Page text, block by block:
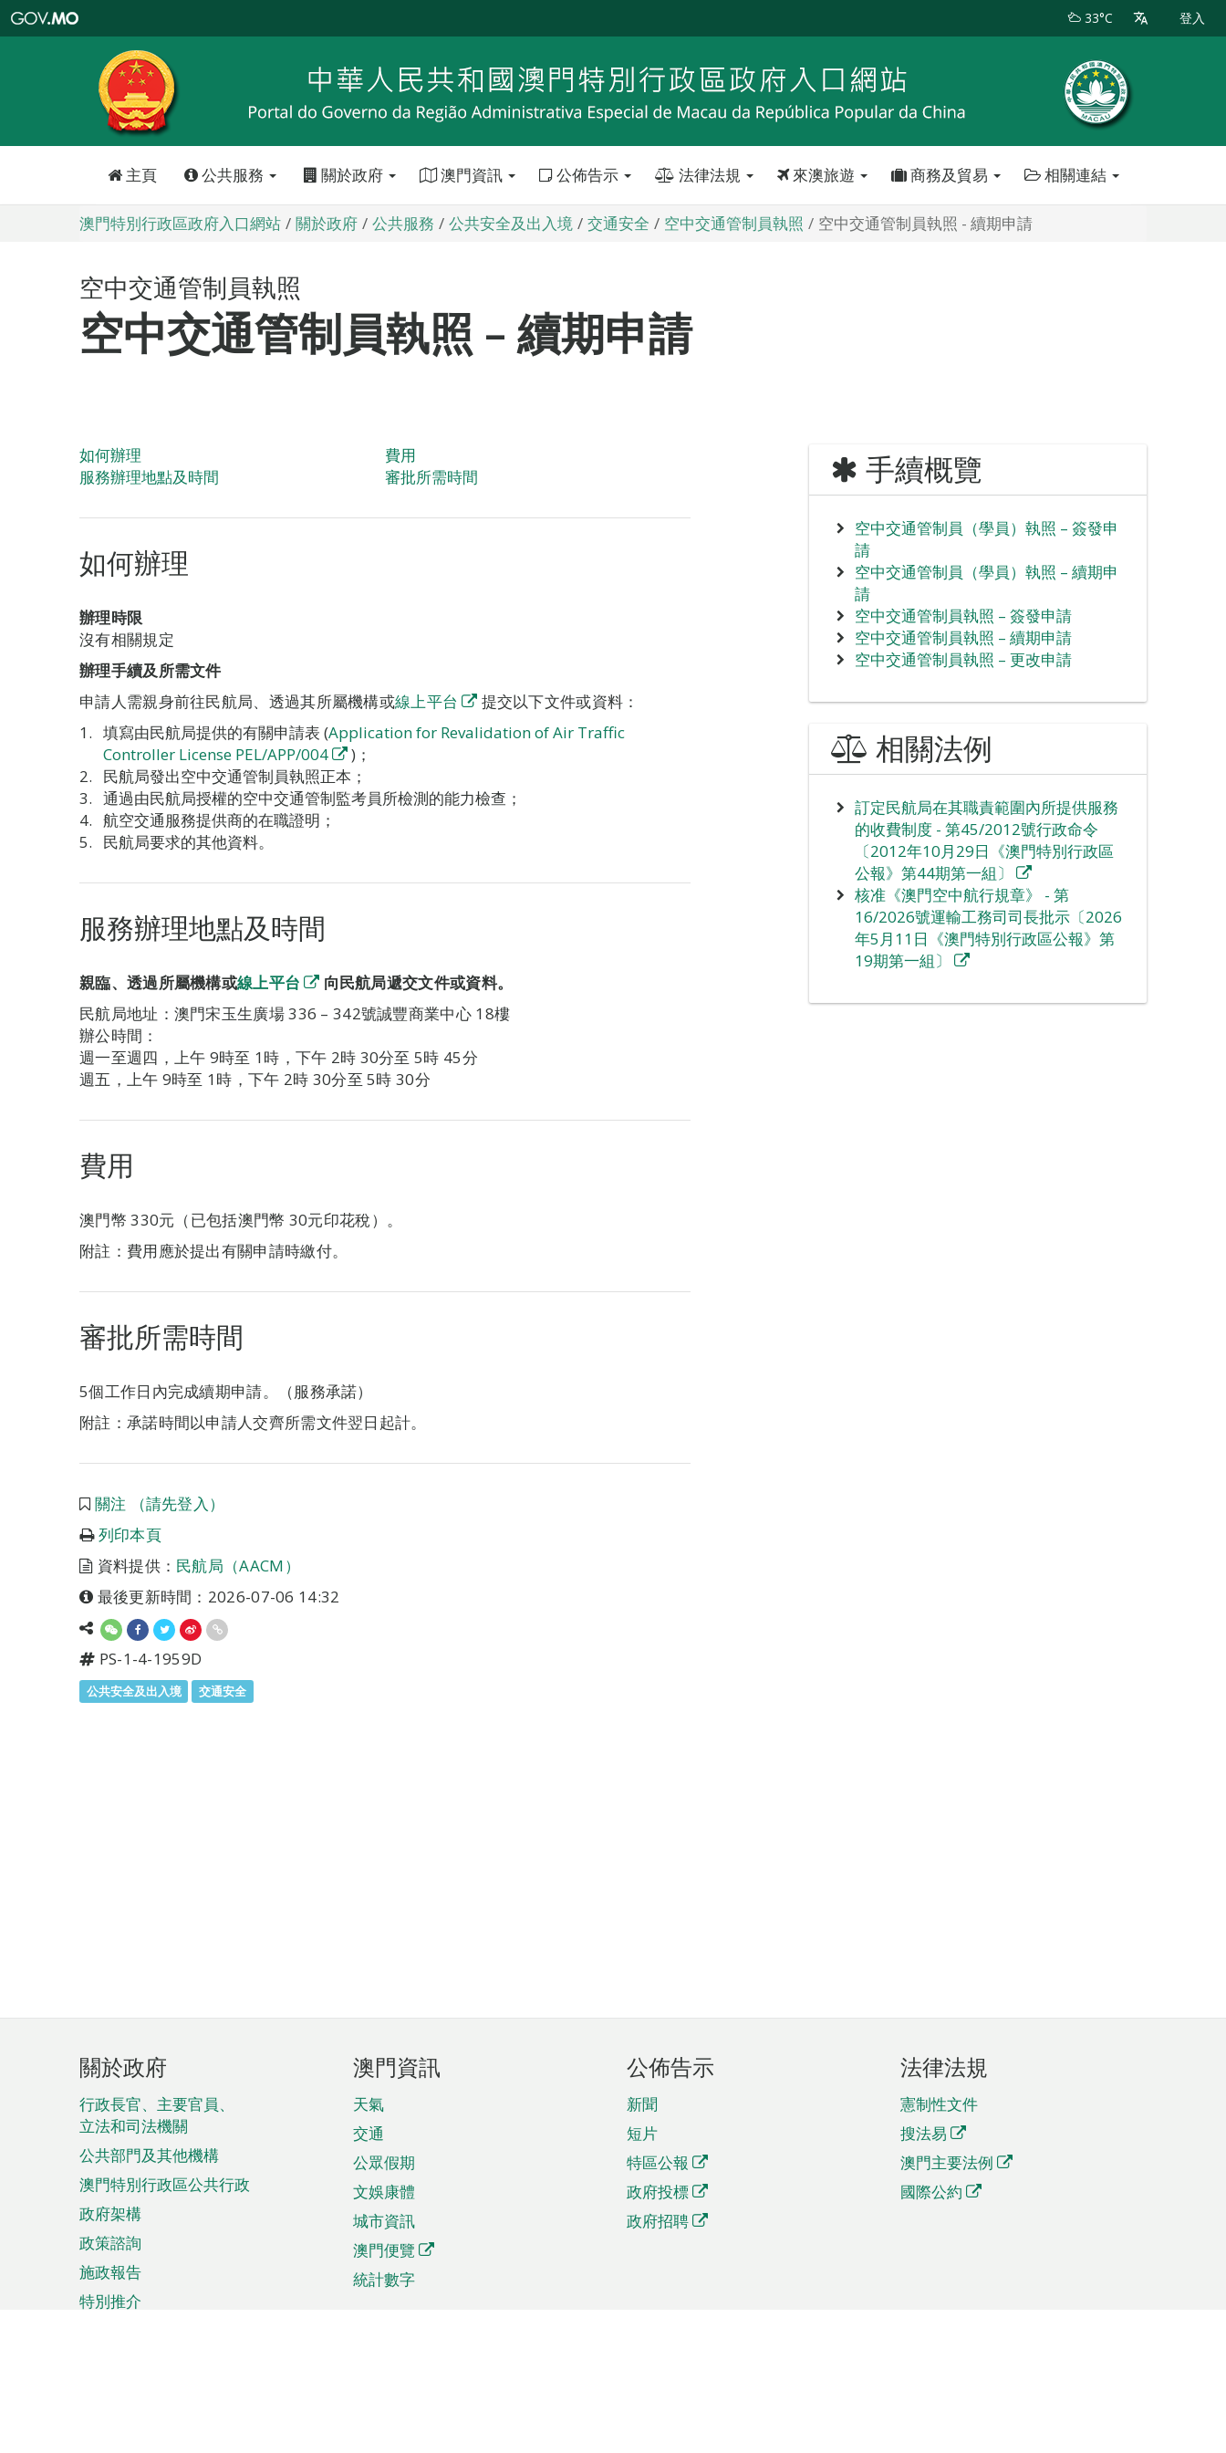
特
政
區
政
口
33°C 登入
主頁 公共服務 關於政府 澳門資訊 公佈告示 法律法規 來澳旅遊 商務及貿易 相關連結
澳門特別行政區政府入口網站 關於政府 公共服務 公共安全及出入境 交通安全 空中交通管制員執照 空中交通管制員執照 - 續期申請
空中交通管制員執照
空中交通管制員執照 – 續期申請
如何辦理
服務辦理地點及時間
費用
審批所需時間
如何辦理
辦理時限
沒有相關規定
辦理手續及所需文件
申請人需親身前往民航局、透過其所屬機構或線上平台
提交以下文件或資料：
填寫由民航局提供的有關申請表 (Application for Revalidation of Air Traffic
Controller License PEL/APP/004
)；
民航局發出空中交通管制員執照正本；
通過由民航局授權的空中交通管制監考員所檢測的能力檢查；
航空交通服務提供商的在職證明；
民航局要求的其他資料。
服務辦理地點及時間
親臨、透過所屬機構或線上平台
向民航局遞交文件或資料。
民航局地址：澳門宋玉生廣場 336 – 342號誠豐商業中心 18樓
辦公時間：
週一至週四，上午 9時至 1時，下午 2時 30分至 5時 45分
週五，上午 9時至 1時，下午 2時 30分至 5時 30分
費用
澳門幣 330元（已包括澳門幣 30元印花稅）。
附註：費用應於提出有關申請時繳付。
審批所需時間
5個工作日內完成續期申請。（服務承諾）
附註：承諾時間以申請人交齊所需文件翌日起計。
關注 （請先登入）
列印本頁
資料提供： 民航局（AACM）
最後更新時間：2026-07-06 14:32
PS-1-4-1959D
公共安全及出入境 交通安全
手續概覽
空中交通管制員（學員）執照 – 簽發申
請
空中交通管制員（學員）執照 – 續期申
請
空中交通管制員執照 – 簽發申請
空中交通管制員執照 – 續期申請
空中交通管制員執照 – 更改申請
相關法例
訂定民航局在其職責範圍內所提供服務
的收費制度 - 第45/2012號行政命令
〔2012年10月29日《澳門特別行政區
公報》第44期第一組〕
核准《澳門空中航行規章》 - 第
16/2026號運輸工務司司長批示〔2026
年5月11日《澳門特別行政區公報》第
19期第一組〕
頁
腳
菜
單
關於政府
行政長官、主要官員、
立法和司法機關
公共部門及其他機構
澳門特別行政區公共行政
政府架構
政策諮詢
施政報告
特別推介
澳門資訊
天氣
交通
公眾假期
文娛康體
城市資訊
澳門便覽
統計數字
公佈告示
新聞
短片
特區公報
政府投標
政府招聘
法律法規
憲制性文件
搜法易
澳門主要法例
國際公約